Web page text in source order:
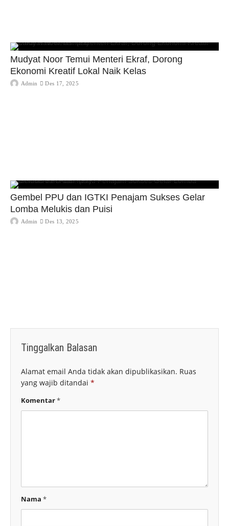
Mudyat Noor Temui Menteri Ekraf, Dorong
Ekonomi Kreatif Lokal Naik Kelas
Admin Des 17, 2025
Gembel PPU dan IGTKI Penajam Sukses Gelar
Lomba Melukis dan Puisi
Admin Des 13, 2025
Tinggalkan Balasan
Alamat email Anda tidak akan dipublikasikan. Ruas
yang wajib ditandai *
Komentar*
Nama *